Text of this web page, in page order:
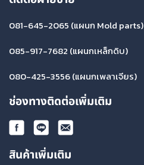
081-645-2065 (แผนก Mold parts)
085-917-7682 (แผนกเหล็กดิบ)
080-425-3556(แผนกเพลาเจียร)
ช่องทางติดต่อเพิ่มเติม
สินค้าเพิ่มเติม